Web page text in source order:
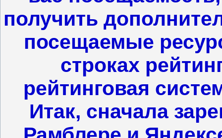
получить
посещаемые
строках
рейтинговая
Итак, сначала